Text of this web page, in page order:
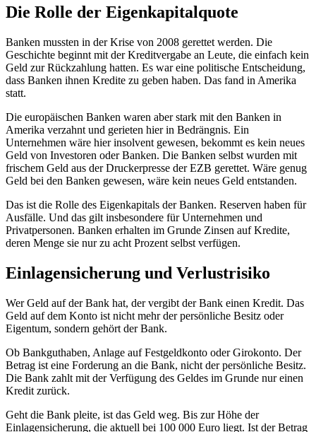
Die Rolle der Eigenkapitalquote
Banken mussten in der Krise von 2008 gerettet werden. Die
Geschichte beginnt mit der Kreditvergabe an Leute, die einfach kein
Geld zur Rückzahlung hatten. Es war eine politische Entscheidung,
dass Banken ihnen Kredite zu geben haben. Das fand in Amerika
statt.
Die europäischen Banken waren aber stark mit den Banken in
Amerika verzahnt und gerieten hier in Bedrängnis. Ein
Unternehmen wäre hier insolvent gewesen, bekommt es kein neues
Geld von Investoren oder Banken. Die Banken selbst wurden mit
frischem Geld aus der Druckerpresse der EZB gerettet. Wäre genug
Geld bei den Banken gewesen, wäre kein neues Geld entstanden.
Das ist die Rolle des Eigenkapitals der Banken. Reserven haben für
Ausfälle. Und das gilt insbesondere für Unternehmen und
Privatpersonen. Banken erhalten im Grunde Zinsen auf Kredite,
deren Menge sie nur zu acht Prozent selbst verfügen.
Einlagensicherung und Verlustrisiko
Wer Geld auf der Bank hat, der vergibt der Bank einen Kredit. Das
Geld auf dem Konto ist nicht mehr der persönliche Besitz oder
Eigentum, sondern gehört der Bank.
Ob Bankguthaben, Anlage auf Festgeldkonto oder Girokonto. Der
Betrag ist eine Forderung an die Bank, nicht der persönliche Besitz.
Die Bank zahlt mit der Verfügung des Geldes im Grunde nur einen
Kredit zurück.
Geht die Bank pleite, ist das Geld weg. Bis zur Höhe der
Einlagensicherung, die aktuell bei 100 000 Euro liegt. Ist der Betrag